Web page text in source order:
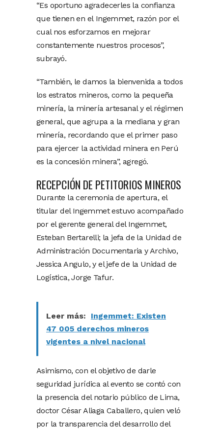
“Es oportuno agradecerles la confianza
que tienen en el Ingemmet, razón por el
cual nos esforzamos en mejorar
constantemente nuestros procesos”,
subrayó.
“También, le damos la bienvenida a todos
los estratos mineros, como la pequeña
minería, la minería artesanal y el régimen
general, que agrupa a la mediana y gran
minería, recordando que el primer paso
para ejercer la actividad minera en Perú
es la concesión minera”, agregó.
RECEPCIÓN DE PETITORIOS MINEROS
Durante la ceremonia de apertura, el
titular del Ingemmet estuvo acompañado
por el gerente general del Ingemmet,
Esteban Bertarelli; la jefa de la Unidad de
Administración Documentaria y Archivo,
Jessica Angulo, y el jefe de la Unidad de
Logística, Jorge Tafur.
Leer más:
Ingemmet: Existen
47 005 derechos mineros
vigentes a nivel nacional
Asimismo, con el objetivo de darle
seguridad jurídica al evento se contó con
la presencia del notario público de Lima,
doctor César Aliaga Caballero, quien veló
por la transparencia del desarrollo del